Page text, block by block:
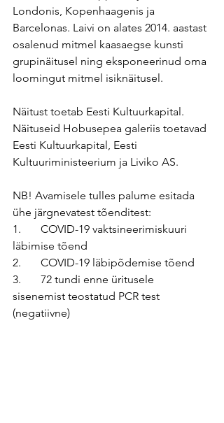
Londonis, Kopenhaagenis ja
Barcelonas. Laivi on alates 2014. aastast
osalenud mitmel kaasaegse kunsti
grupinäitusel ning eksponeerinud oma
loomingut mitmel isiknäitusel.
Näitust toetab Eesti Kultuurkapital.
Näituseid Hobusepea galeriis toetavad
Eesti Kultuurkapital, Eesti
Kultuuriministeerium ja Liviko AS.
NB! Avamisele tulles palume esitada
ühe järgnevatest tõenditest:
1.       COVID-19 vaktsineerimiskuuri
läbimise tõend
2.       COVID-19 läbipõdemise tõend
3.       72 tundi enne üritusele
sisenemist teostatud PCR test
(negatiivne)